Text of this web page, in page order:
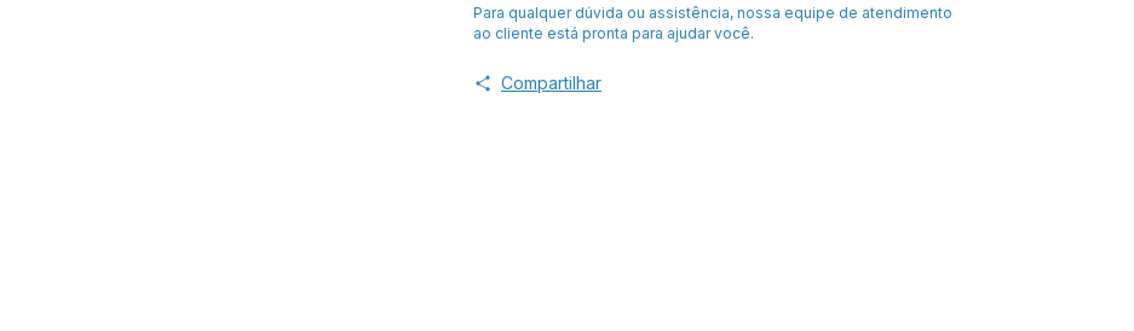
Para qualquer dúvida ou assistência, nossa equipe de atendimento
ao cliente está pronta para ajudar você.
Compartilhar